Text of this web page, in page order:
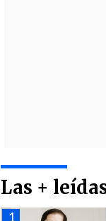
Las +